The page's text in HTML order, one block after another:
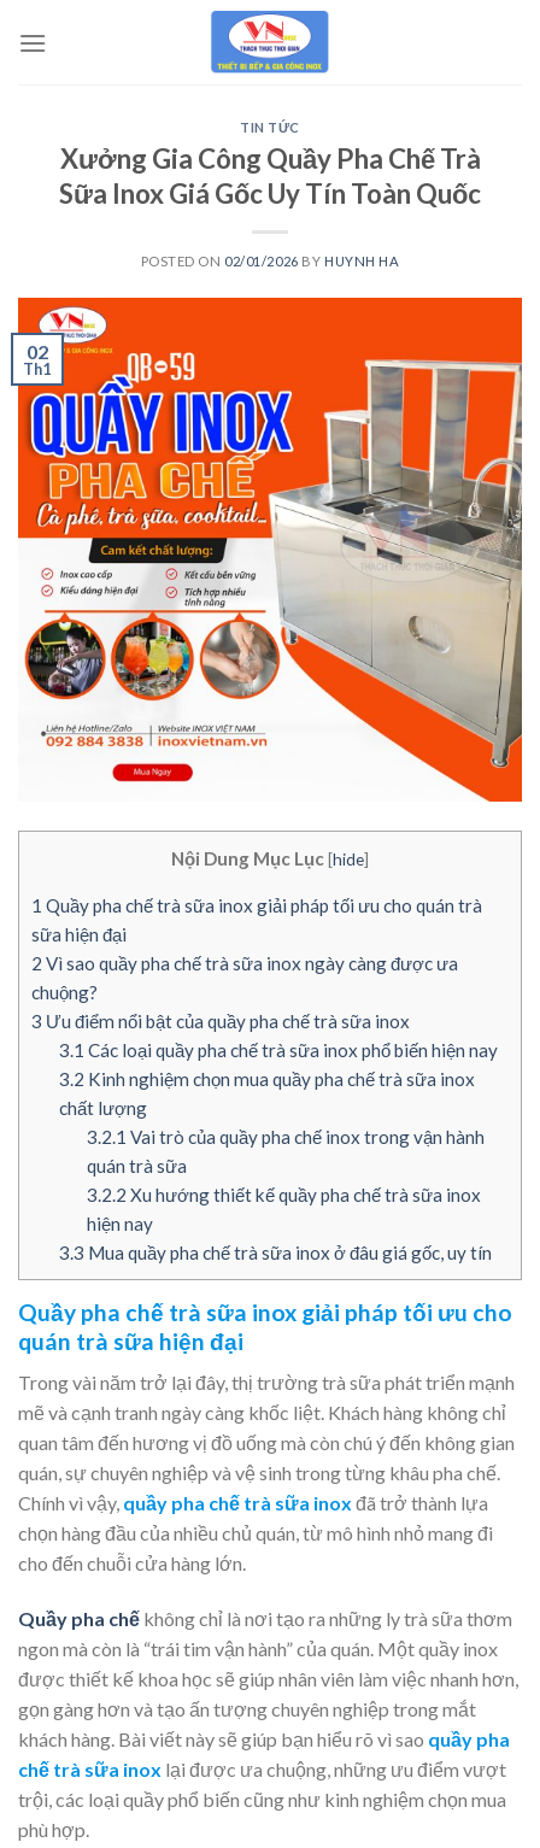
TIN TỨC
Xưởng Gia Công Quầy Pha Chế Trà
Sữa Inox Giá Gốc Uy Tín Toàn Quốc
POSTED ON 02/01/2026 BY HUYNH HA
02
Th1
Nội Dung Mục Lục[hide]
1 Quầy pha chế trà sữa inox giải pháp tối ưu cho quán trà
sữa hiện đại
2 Vì sao quầy pha chế trà sữa inox ngày càng được ưa
chuộng?
3 Ưu điểm nổi bật của quầy pha chế trà sữa inox
3.1 Các loại quầy pha chế trà sữa inox phổ biến hiện nay
3.2 Kinh nghiệm chọn mua quầy pha chế trà sữa inox
chất lượng
3.2.1 Vai trò của quầy pha chế inox trong vận hành
quán trà sữa
3.2.2 Xu hướng thiết kế quầy pha chế trà sữa inox
hiện nay
3.3 Mua quầy pha chế trà sữa inox ở đâu giá gốc, uy tín
Quầy pha chế trà sữa inox giải pháp tối ưu cho
quán trà sữa hiện đại
Trong vài năm trở lại đây, thị trường trà sữa phát triển mạnh
mẽ và cạnh tranh ngày càng khốc liệt. Khách hàng không chỉ
quan tâm đến hương vị đồ uống mà còn chú ý đến không gian
quán, sự chuyên nghiệp và vệ sinh trong từng khâu pha chế.
Chính vì vậy, quầy pha chế trà sữa inox đã trở thành lựa
chọn hàng đầu của nhiều chủ quán, từ mô hình nhỏ mang đi
cho đến chuỗi cửa hàng lớn.
Quầy pha chế không chỉ là nơi tạo ra những ly trà sữa thơm
ngon mà còn là “trái tim vận hành” của quán. Một quầy inox
được thiết kế khoa học sẽ giúp nhân viên làm việc nhanh hơn,
gọn gàng hơn và tạo ấn tượng chuyên nghiệp trong mắt
khách hàng. Bài viết này sẽ giúp bạn hiểu rõ vì sao quầy pha
chế trà sữa inox lại được ưa chuộng, những ưu điểm vượt
trội, các loại quầy phổ biến cũng như kinh nghiệm chọn mua
phù hợp.